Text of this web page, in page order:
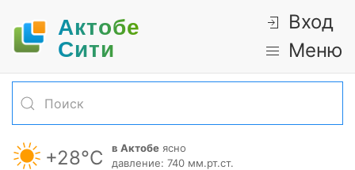
Актобе
Cити
Вход
Меню
+28°С в Актобе ясно
давление: 740 мм.рт.ст.